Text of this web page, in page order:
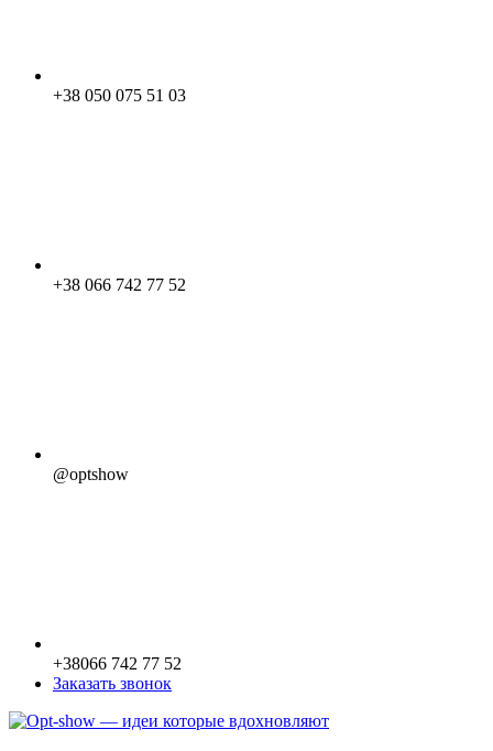
+38 050 075 51 03
+38 066 742 77 52
@optshow
+38066 742 77 52
Заказать звонок